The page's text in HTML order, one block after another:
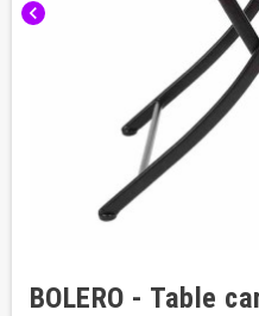
chevron_left
BOLERO - Table